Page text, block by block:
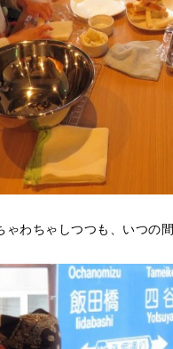
わちゃしつつも、いつの